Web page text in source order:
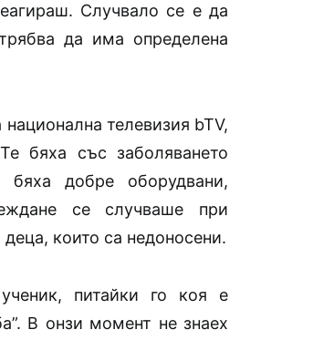
Случвало се е да
да има определена
телевизия bTV,
бяха със заболяването
бяха добре оборудвани,
се случваше при
които са недоносени.
питайки го коя е
В онзи момент не знаех